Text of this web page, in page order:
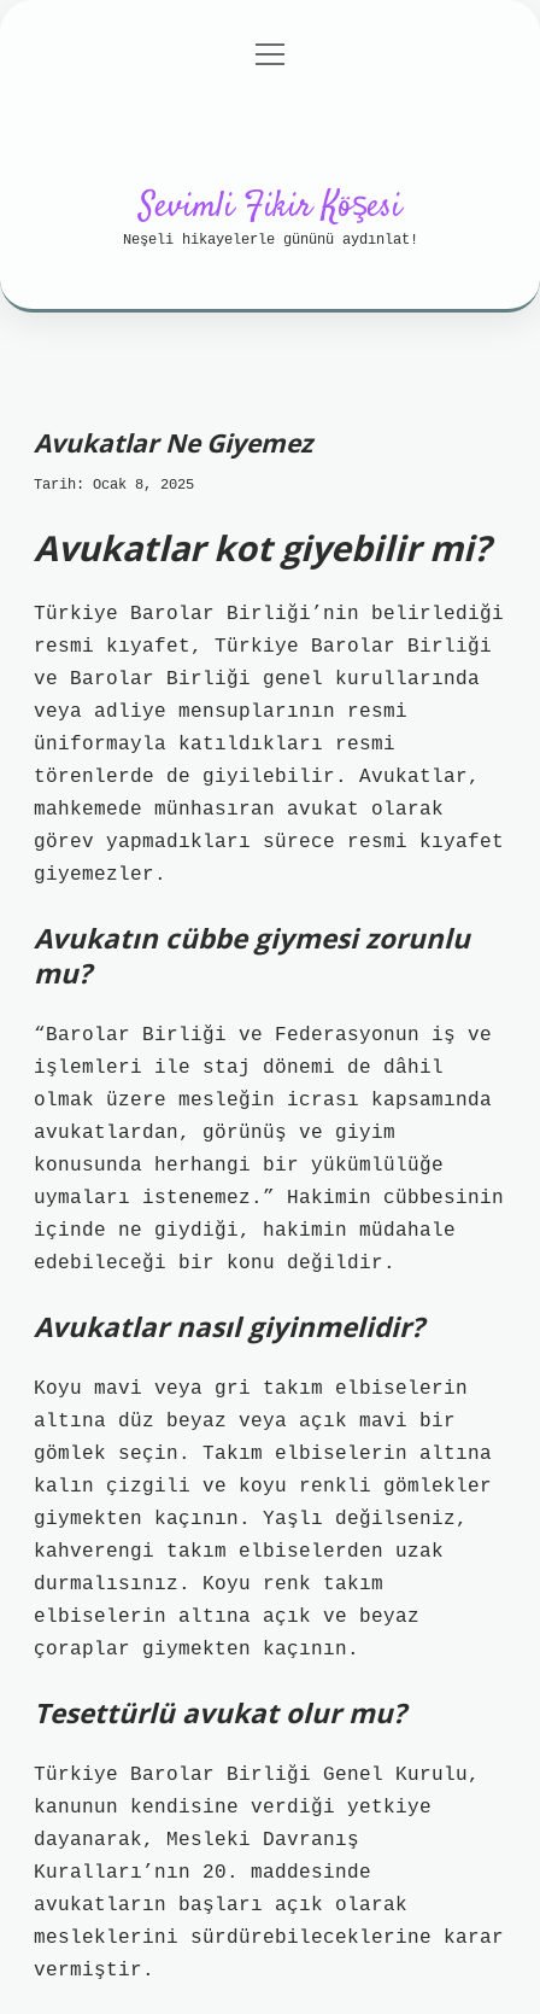
Gizlilik Politikası
menüyü
Sevimli Fikir Köşesi
Neşeli hikayelerle gününü aydınlat!
Avukatlar Ne Giyemez
Tarih: Ocak 8, 2025
Avukatlar kot giyebilir mi?
Türkiye Barolar Birliği’nin belirlediği
resmi kıyafet, Türkiye Barolar Birliği
ve Barolar Birliği genel kurullarında
veya adliye mensuplarının resmi
üniformayla katıldıkları resmi
törenlerde de giyilebilir. Avukatlar,
mahkemede münhasıran avukat olarak
görev yapmadıkları sürece resmi kıyafet
giyemezler.
Avukatın cübbe giymesi zorunlu
mu?
“Barolar Birliği ve Federasyonun iş ve
işlemleri ile staj dönemi de dâhil
olmak üzere mesleğin icrası kapsamında
avukatlardan, görünüş ve giyim
konusunda herhangi bir yükümlülüğe
uymaları istenemez.” Hakimin cübbesinin
içinde ne giydiği, hakimin müdahale
edebileceği bir konu değildir.
Avukatlar nasıl giyinmelidir?
Koyu mavi veya gri takım elbiselerin
altına düz beyaz veya açık mavi bir
gömlek seçin. Takım elbiselerin altına
kalın çizgili ve koyu renkli gömlekler
giymekten kaçının. Yaşlı değilseniz,
kahverengi takım elbiselerden uzak
durmalısınız. Koyu renk takım
elbiselerin altına açık ve beyaz
çoraplar giymekten kaçının.
Tesettürlü avukat olur mu?
Türkiye Barolar Birliği Genel Kurulu,
kanunun kendisine verdiği yetkiye
dayanarak, Mesleki Davranış
Kuralları’nın 20. maddesinde
avukatların başları açık olarak
mesleklerini sürdürebileceklerine karar
vermiştir.